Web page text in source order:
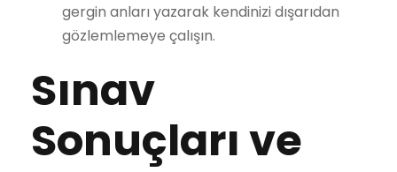
gergin anları yazarak kendinizi dışarıdan
gözlemlemeye çalışın.
Sınav
Sonuçları ve